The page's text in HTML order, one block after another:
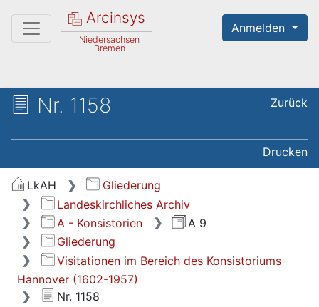
Arcinsys
Niedersachsen
Bremen
Anmelden
Nr. 1158 Zurück
Drucken
LkAH
Gliederung
Landeskirchliches Archiv
A - Konsistorien
A 9
Gliederung
Visitationen im Bereich des Konsistoriums
Hannover (1602-1957)
Nr. 1158